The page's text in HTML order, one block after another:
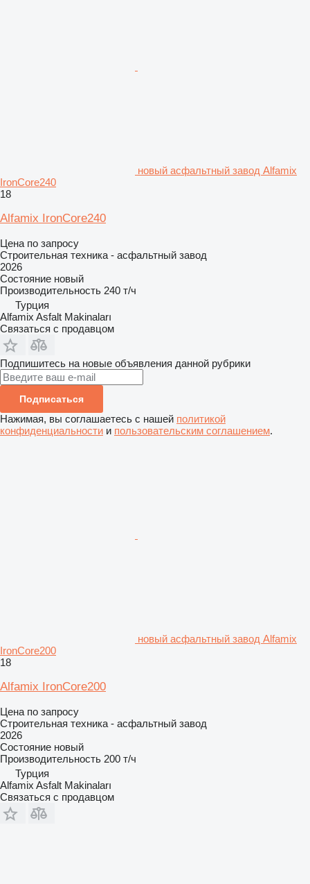
новый асфальтный завод Alfamix
IronCore240
18
Alfamix IronCore240
Цена по запросу
Строительная техника - асфальтный завод
2026
Состояние новый
Производительность 240 т/ч
Турция
Alfamix Asfalt Makinaları
Связаться с продавцом
Подпишитесь на новые объявления данной рубрики
Подписаться
Нажимая, вы соглашаетесь с нашей политикой
конфиденциальности и пользовательским соглашением.
новый асфальтный завод Alfamix
IronCore200
18
Alfamix IronCore200
Цена по запросу
Строительная техника - асфальтный завод
2026
Состояние новый
Производительность 200 т/ч
Турция
Alfamix Asfalt Makinaları
Связаться с продавцом